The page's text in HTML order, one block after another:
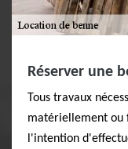
Réserver une
Tous travaux
matériellement ou
l'intention